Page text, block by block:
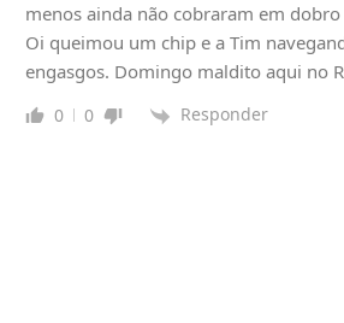
menos ainda não cobraram em
Oi queimou um chip e a Tim
engasgos. Domingo maldito aqui no
0 0 Responder